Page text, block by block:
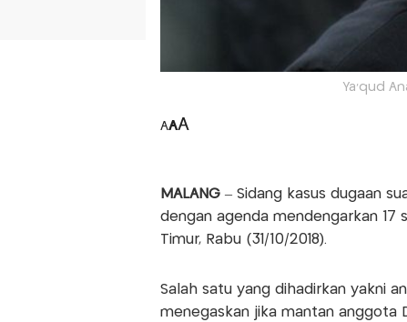
Ya'qud
AAA
MALANG – Sidang kasus dugaan
dengan agenda mendengarkan 17
Timur, Rabu (31/10/2018).
Salah satu yang dihadirkan yakni
menegaskan jika mantan anggota